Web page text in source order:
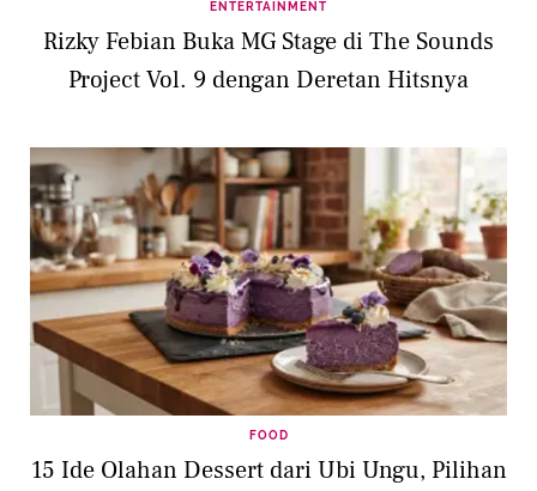
ENTERTAINMENT
Rizky Febian Buka MG Stage di The Sounds
Project Vol. 9 dengan Deretan Hitsnya
FOOD
15 Ide Olahan Dessert dari Ubi Ungu, Pilihan